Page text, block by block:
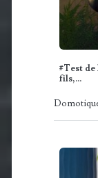
#Test de
fils,…